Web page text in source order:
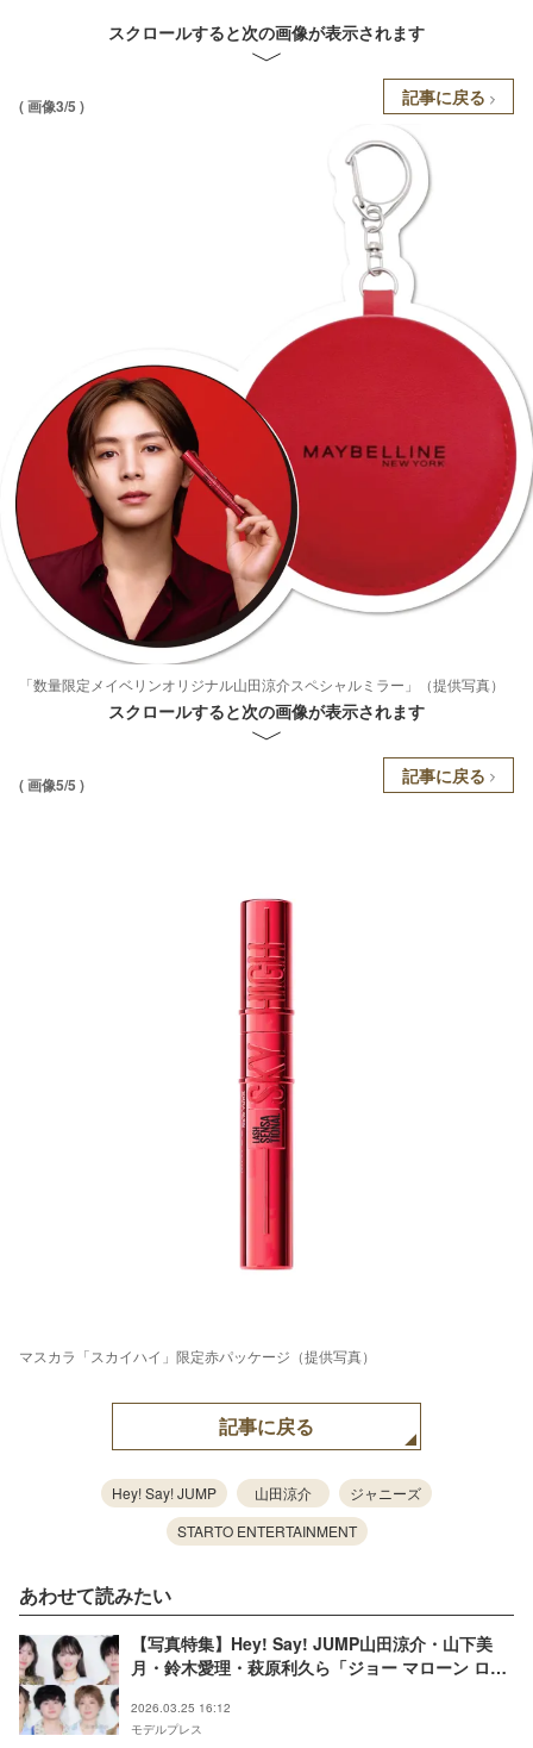
スクロールすると次の画像が表示されます
( 画像3/5 ) 記事に戻る
「数量限定メイベリンオリジナル山田涼介スペシャルミラー」（提供写真）
スクロールすると次の画像が表示されます
( 画像5/5 ) 記事に戻る
マスカラ「スカイハイ」限定赤パッケージ（提供写真）
記事に戻る
Hey! Say! JUMP 山田涼介
ジャニーズ
STARTO ENTERTAINMENT
あわせて読みたい
【写真特集】Hey! Say! JUMP山田涼介・山下美
月・鈴木愛理・萩原利久ら「ジョー マローン ロン
2026.03.25 16:12
モデルプレス